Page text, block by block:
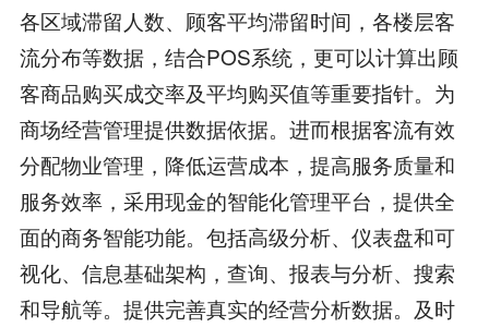
各区域滞留人数、顾客平均滞留时间，各楼层客
流分布等数据，结合POS系统，更可以计算出顾
客商品购买成交率及平均购买值等重要指针。为
商场经营管理提供数据依据。进而根据客流有效
分配物业管理，降低运营成本，提高服务质量和
服务效率，采用现金的智能化管理平台，提供全
面的商务智能功能。包括高级分析、仪表盘和可
视化、信息基础架构，查询、报表与分析、搜索
和导航等。提供完善真实的经营分析数据。及时